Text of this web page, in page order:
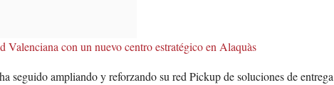
con un nuevo centro estratégico en Alaquàs
seguido ampliando y reforzando su red Pickup de soluciones de entrega